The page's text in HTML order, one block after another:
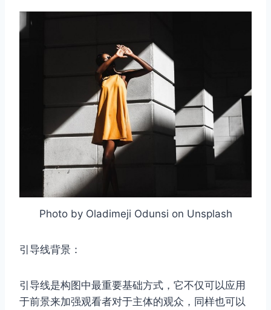
Photo by Oladimeji Odunsi on Unsplash
引导线背景：
引导线是构图中最重要基础方式，它不仅可以应用
于前景来加强观看者对于主体的观众，同样也可以